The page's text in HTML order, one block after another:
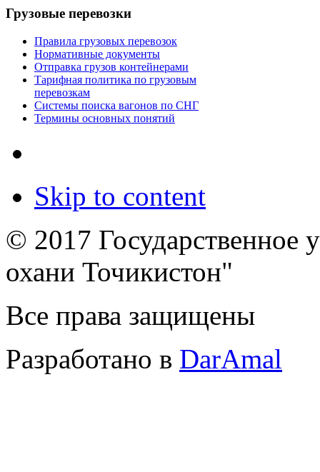
Грузовые перевозки
Правила грузовых перевозок
Нормативные документы
Отправка грузов контейнерами
Тарифная политика по грузовым
перевозкам
Системы поиска вагонов по СНГ
Термины основных понятий
Skip to content
© 2017 Государственное
охани Точикистон"
Все права защищены
Разработано в DarAmal